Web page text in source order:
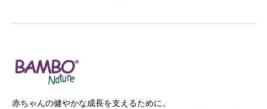
赤ちゃんの健やかな成長を支えるために。